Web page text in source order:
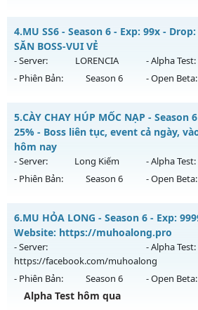
Antihack: Shark Shield
MU HỎA LONG 6.9 - 🌍 Website:
Mu mới ra tháng 08 2026 - Mở máy chủ
https://facebook.com/muhoalong
05/08/2626
Kiểu reset: Non Reset
Thể loại: Mu Nguyên bản Webzen
Antihack: XShield
4.MU SS6 - Season 6 - Exp: 99x -
SĂN BOSS-VUI VẺ
- Server: LORENCIA - Alpha Test:
- Phiên Bản:
Season 6 - Open Beta:
MU SS6 - HOÀI NIỆM-SĂN BOSS-VUI VẺ
Mu mới ra tháng 08 2026 - Mở máy
ngày 08/08/2626
Exp: 99x - Drop: 20%
Thể loại: Mu Nguyên bản Webzen
Antihack: OK
5.CÀY CHAY HÚP MỐC NẠP - Season
25% - Boss liên tục, event cả ngày,
hôm nay
- Server: Long Kiếm - Alpha Test:
- Phiên Bản:
Season 6 - Open Beta:
CÀY CHAY HÚP MỐC NẠP - Boss liên
là mê , Open 19:00 hôm nay
Mu mới ra tháng 08 2026 - Mở máy chủ
ngày 06/08/2626
Exp: 500x - Drop: 25%
Kiểu reset: Reset In Game
6.MU HỎA LONG - Season 6 - Exp:
Website: https://muhoalong.pro
- Server:
https://facebook.com/muhoalong
- Alpha Test:
- Phiên Bản: Season 6 - Open Beta:
Alpha Test hôm qua